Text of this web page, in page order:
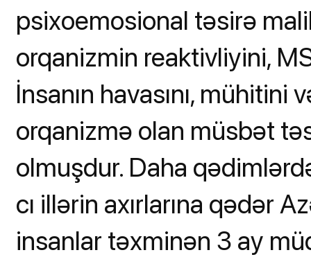
psixoemosional təsirə
orqanizmin reaktivliyini,
İnsanın havasını,
orqanizmə olan müsbət
olmuşdur. Daha
cı illərin axırlarına qədər
insanlar təxminən 3 ay